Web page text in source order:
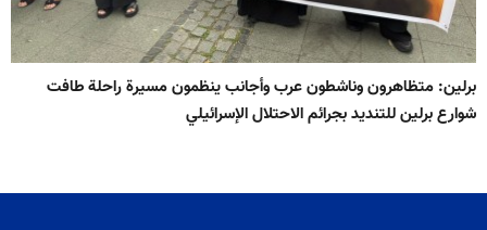
برلين: متظاهرون وناشطون عرب وأجانب ينظمون مسيرة راحلة طافت
شوارع برلين للتنديد بجرائم الاحتلال الإسرائيلي